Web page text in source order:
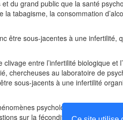
du grand public que la santé
tabagisme, la consommation
être sous-jacentes à une infertilité,
entre l’infertilité biologique et
chercheuses au laboratoire de
sous-jacents à une infertilité
psychologiques
sur la fécondité qui restent en